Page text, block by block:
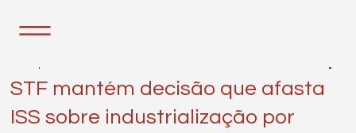
STF mantém decisão que afasta
ISS sobre industrialização por